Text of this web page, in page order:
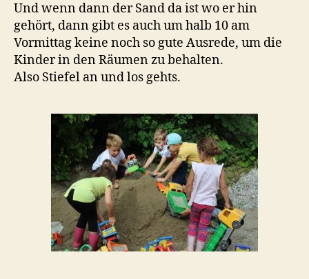
Und wenn dann der Sand da ist wo er hin
gehört, dann gibt es auch um halb 10 am
Vormittag keine noch so gute Ausrede, um die
Kinder in den Räumen zu behalten.
Also Stiefel an und los gehts.